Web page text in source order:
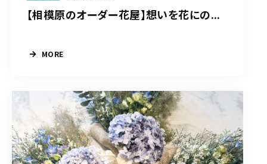
【相模原のオーダー花屋】想いを花にの...
MORE